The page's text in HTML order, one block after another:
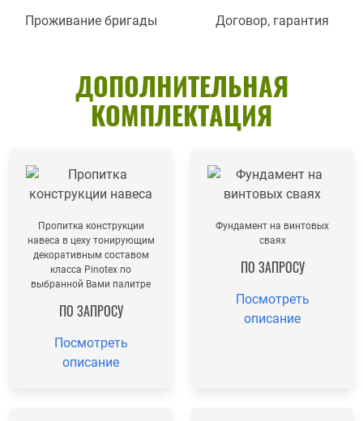
Проживание бригады Договор, гарантия
ДОПОЛНИТЕЛЬНАЯ
КОМПЛЕКТАЦИЯ
Пропитка конструкции
навеса в цеху тонирующим
декоративным составом
класса Pinotex по
выбранной Вами палитре
ПО ЗАПРОСУ
Посмотреть
описание
Фундамент на винтовых
сваях
ПО ЗАПРОСУ
Посмотреть
описание